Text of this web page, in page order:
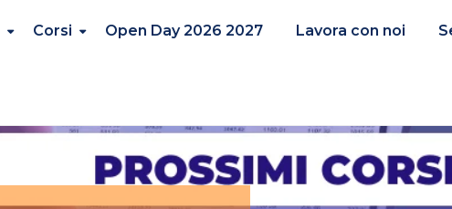
Corsi Open Day 2026 2027 Lavora con noi